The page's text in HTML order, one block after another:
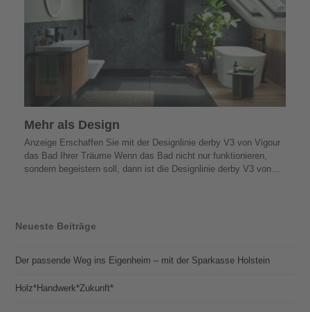
Mehr als Design
Anzeige Erschaffen Sie mit der Designlinie derby V3 von Vigour
das Bad Ihrer Träume Wenn das Bad nicht nur funktionieren,
sondern begeistern soll, dann ist die Designlinie derby V3 von…
Neueste Beiträge
Der passende Weg ins Eigenheim – mit der Sparkasse Holstein
Holz*Handwerk*Zukunft*